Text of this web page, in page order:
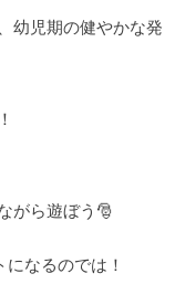
幼児期の健やかな発
がら遊ぼう🎅
なるのでは！